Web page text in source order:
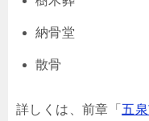
納骨堂
散骨
詳しくは、前章「 五